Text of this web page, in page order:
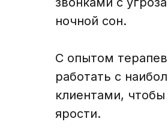
ночной сон.
С опытом
работать с
клиентами,
ярости.